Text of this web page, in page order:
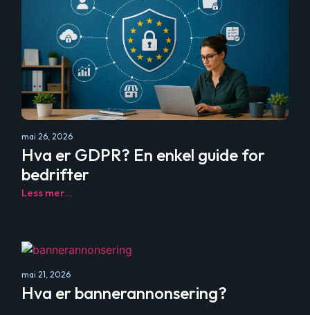
mai 26, 2026
Hva er GDPR? En enkel guide for
bedrifter
Less mer...
mai 21, 2026
Hva er bannerannonsering?